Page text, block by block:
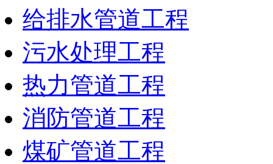
给排水管道工程
污水处理工程
热力管道工程
消防管道工程
煤矿管道工程